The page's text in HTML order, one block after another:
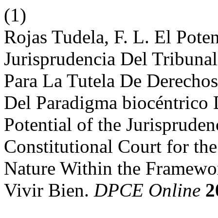
(1)
Rojas Tudela, F. L. El
Jurisprudencia Del
Para La Tutela De
Del Paradigma
Potential of the
Constitutional Court for
Nature Within the
Vivir Bien. DPCE Online